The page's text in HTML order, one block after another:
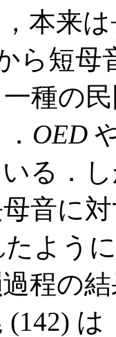
本来
ら短
種の
OED
る．
音に
よう
程の
(142)